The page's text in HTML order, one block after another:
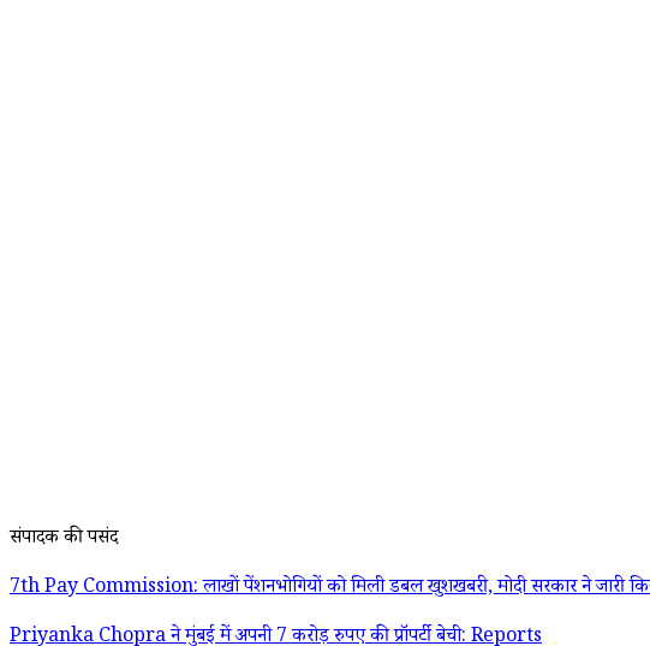
संपादक की पसंद
7th Pay Commission: लाखों पेंशनभोगियों को मिली डबल खुशखबरी, मोदी सरकार ने जारी
Priyanka Chopra ने मुंबई में अपनी 7 करोड़ रुपए की प्रॉपर्टी बेची: Reports